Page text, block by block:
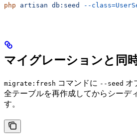
php artisan db:seed --
マイグレーションと同
migrate:fresh コマンドに --seed オ
全テーブルを再作成してからシーデ
す。